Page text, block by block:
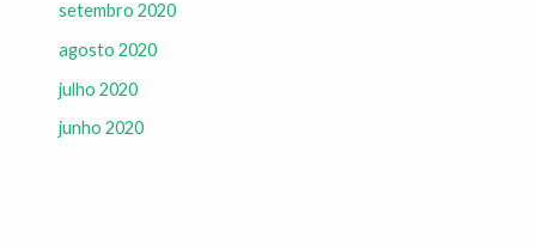
setembro 2020
agosto 2020
julho 2020
junho 2020